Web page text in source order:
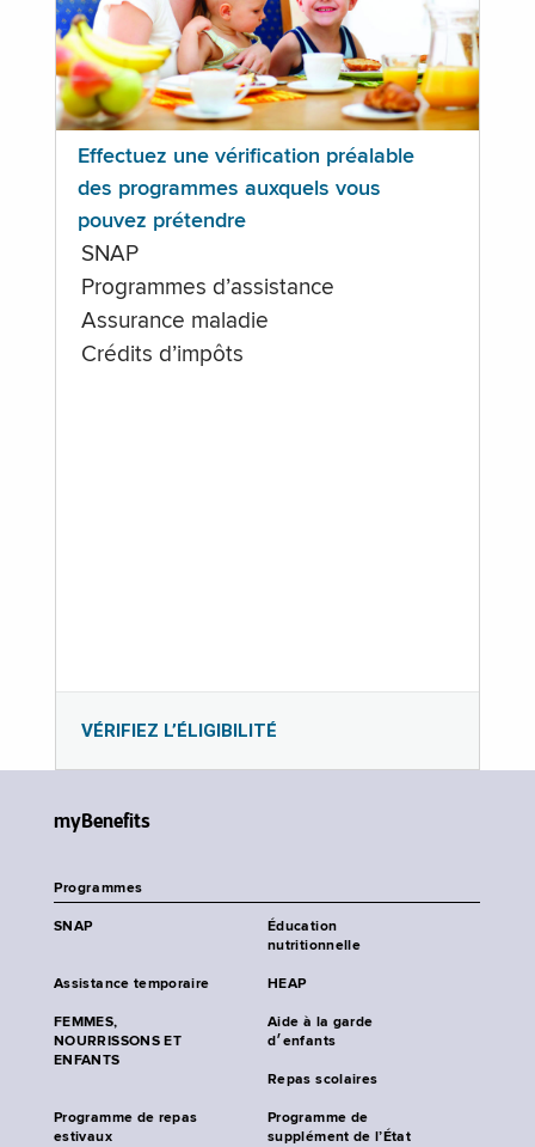
Effectuez une vérification préalable
des programmes auxquels vous
pouvez prétendre
SNAP
Programmes d’assistance
Assurance maladie
Crédits d’impôts
VÉRIFIEZ L’ÉLIGIBILITÉ
myBenefits
Programmes
SNAP
Éducation
nutritionnelle
Assistance temporaire HEAP
FEMMES,
NOURRISSONS ET
ENFANTS
Aide à la garde
d׳enfants
Repas scolaires
Programme de repas
estivaux
Programme de
supplément de l’État